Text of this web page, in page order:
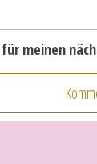
meinen